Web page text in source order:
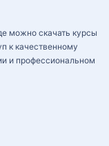
можно скачать курсы
к качественному
и профессиональном